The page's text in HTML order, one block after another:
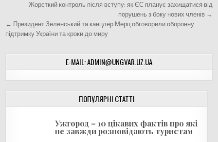
в
а
ц
Жорсткий контроль після вступу: як ЄС планує захищатися від
порушень з боку нових членів →
← Президент Зеленський та канцлер Мерц обговорили оборонну
підтримку України та кроки до миру
E-MAIL: ADMIN@UNGVAR.UZ.UA
ПОПУЛЯРНІ СТАТТІ
Ужгород – 10 цікавих фактів про які
не завжди розповідають туристам